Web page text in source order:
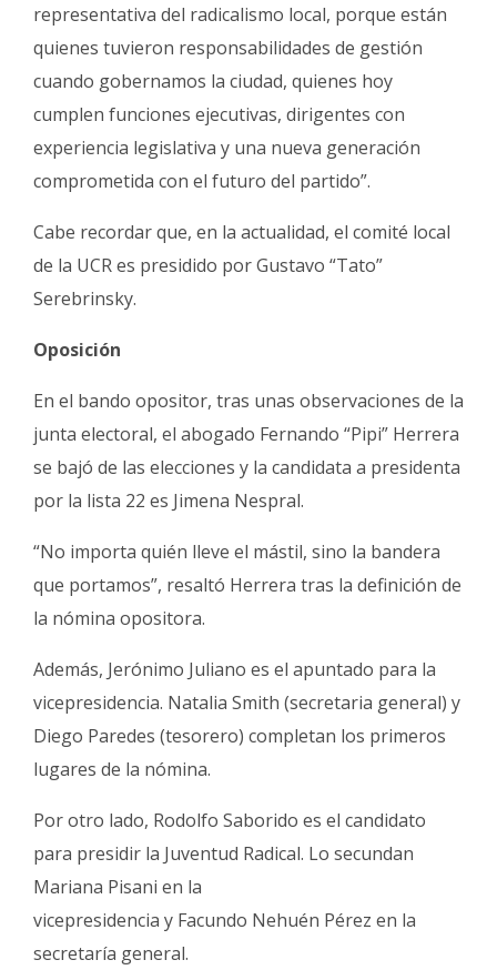
representativa del radicalismo local, porque están
quienes tuvieron responsabilidades de gestión
cuando gobernamos la ciudad, quienes hoy
cumplen funciones ejecutivas, dirigentes con
experiencia legislativa y una nueva generación
comprometida con el futuro del partido”.
Cabe recordar que, en la actualidad, el comité local
de la UCR es presidido por Gustavo “Tato”
Serebrinsky.
Oposición
En el bando opositor, tras unas observaciones de la
junta electoral, el abogado Fernando “Pipi” Herrera
se bajó de las elecciones y la candidata a presidenta
por la lista 22 es Jimena Nespral.
“No importa quién lleve el mástil, sino la bandera
que portamos”, resaltó Herrera tras la definición de
la nómina opositora.
Además, Jerónimo Juliano es el apuntado para la
vicepresidencia. Natalia Smith (secretaria general) y
Diego Paredes (tesorero) completan los primeros
lugares de la nómina.
Por otro lado, Rodolfo Saborido es el candidato
para presidir la Juventud Radical. Lo secundan
Mariana Pisani en la
vicepresidencia y Facundo Nehuén Pérez en la
secretaría general.